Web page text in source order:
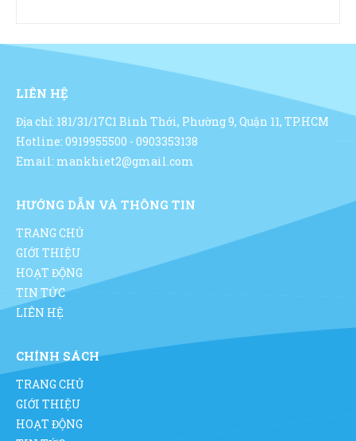
LIÊN HỆ
Địa chỉ: 181/31/17C1 Bình Thới, Phường 9, Quận 11, TP.HCM
Hotline: 0919955500 - 0903353138
Email: mankhiet2@gmail.com
HƯỚNG DẪN VÀ THÔNG TIN
TRANG CHỦ
GIỚI THIỆU
HOẠT ĐỘNG
TIN TỨC
LIÊN HỆ
CHÍNH SÁCH
TRANG CHỦ
GIỚI THIỆU
HOẠT ĐỘNG